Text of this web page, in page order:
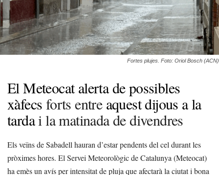
Fortes plujes. Foto: Oriol Bosch (ACN)
El Meteocat alerta de possibles
xàfecs forts entre aquest dijous a la
tardai la matinada de divendres
Els veïns de Sabadell hauran d’estar pendents del cel durant les
pròximes hores. El Servei Meteorològic de Catalunya (Meteocat)
ha emès un avís per intensitat de pluja que afectarà la ciutat i bona